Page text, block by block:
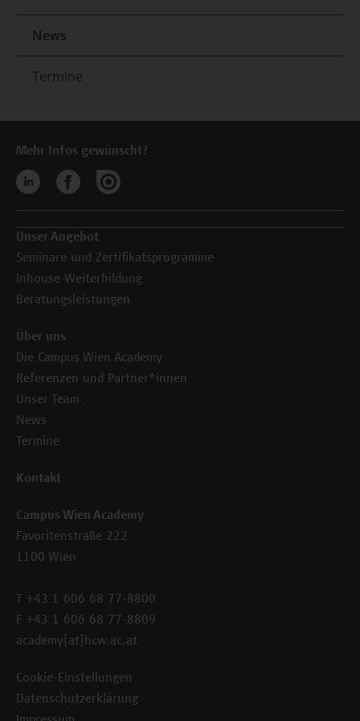
News
Termine
Mehr Infos gewünscht?
Unser Angebot
Seminare und Zertifikatsprogramme
Inhouse-Weiterbildung
Beratungsleistungen
Über uns
Die Campus Wien Academy
Referenzen und Partner*innen
Unser Team
News
Termine
Kontakt
Campus Wien Academy
Favoritenstraße 222
1100 Wien
T +43 1 606 68 77-8800
F +43 1 606 68 77-8809
academy[at]hcw.ac.at
Cookie-Einstellungen
Datenschutzerklärung